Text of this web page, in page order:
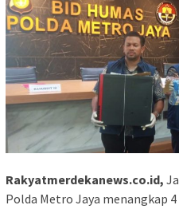
Rakyatmerdekanews.co.id,
Polda Metro Jaya menangkap